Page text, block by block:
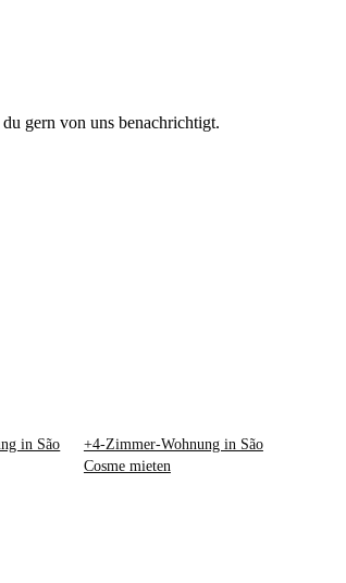
gern von uns benachrichtigt.
in São
+4-Zimmer-Wohnung in São
Cosme mieten